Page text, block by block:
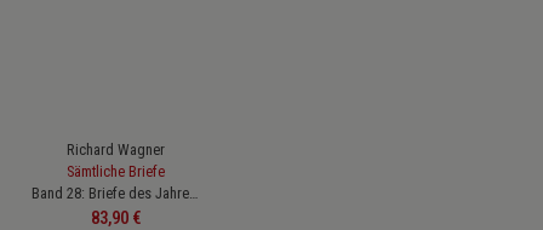
Richard Wagner
Sämtliche Briefe
Band 28: Briefe des Jahres 1876
Regular price:
83,90 €